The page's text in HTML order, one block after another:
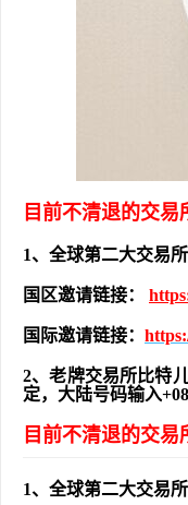
目前不清退的交易
1、全球第二大交易所
国区邀请链接：
国际邀请链接：
2、老牌交易所比特
定，大陆号码输入
目前不清退的交易
1、全球第二大交易所